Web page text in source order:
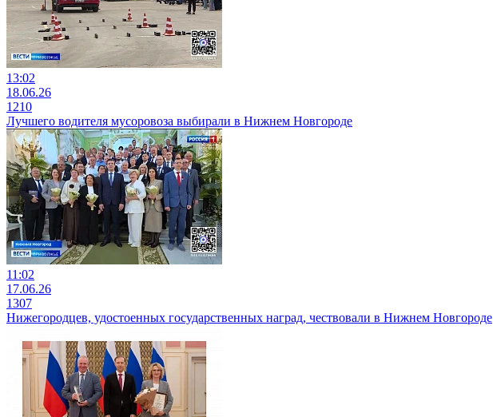
13:02
18.06.26
1210
Лучшего водителя мусоровоза выбирали в Нижнем Новгороде
11:02
17.06.26
1307
Нижегородцев, удостоенных государственных наград, чествовали в Нижнем Новгороде